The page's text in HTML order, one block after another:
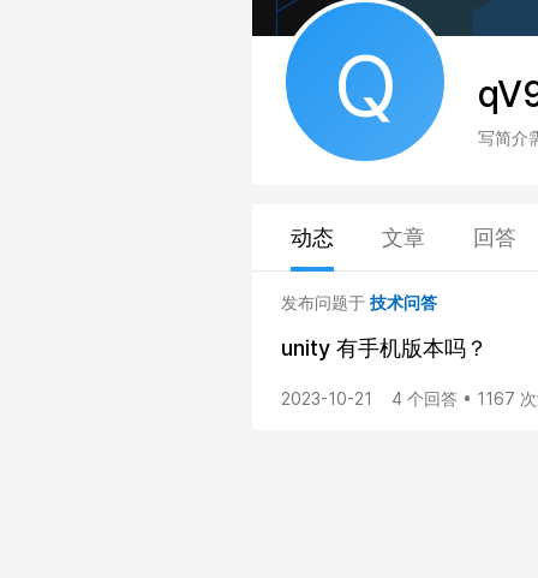
Q
写简介
动态 文章 回答
发布问题于 技术问答
unity 有手机版本吗？
2023-10-21 4 个回答 • 1167